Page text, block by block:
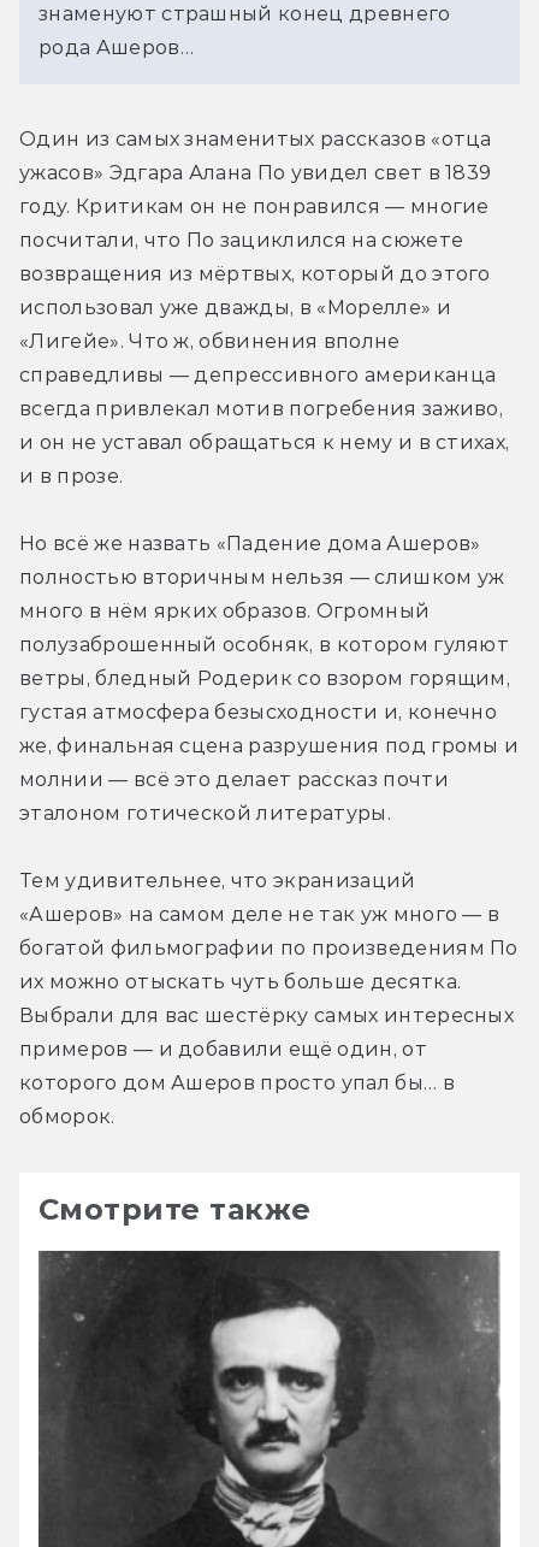
знаменуют страшный конец древнего
рода Ашеров…
Один из самых знаменитых рассказов «отца
ужасов» Эдгара Алана По увидел свет в 1839
году. Критикам он не понравился — многие
посчитали, что По зациклился на сюжете
возвращения из мёртвых, который до этого
использовал уже дважды, в «Морелле» и
«Лигейе». Что ж, обвинения вполне
справедливы — депрессивного американца
всегда привлекал мотив погребения заживо,
и он не уставал обращаться к нему и в стихах,
и в прозе.
Но всё же назвать «Падение дома Ашеров»
полностью вторичным нельзя — слишком уж
много в нём ярких образов. Огромный
полузаброшенный особняк, в котором гуляют
ветры, бледный Родерик со взором горящим,
густая атмосфера безысходности и, конечно
же, финальная сцена разрушения под громы и
молнии — всё это делает рассказ почти
эталоном готической литературы.
Тем удивительнее, что экранизаций
«Ашеров» на самом деле не так уж много — в
богатой фильмографии по произведениям По
их можно отыскать чуть больше десятка.
Выбрали для вас шестёрку самых интересных
примеров — и добавили ещё один, от
которого дом Ашеров просто упал бы… в
обморок.
Смотрите также